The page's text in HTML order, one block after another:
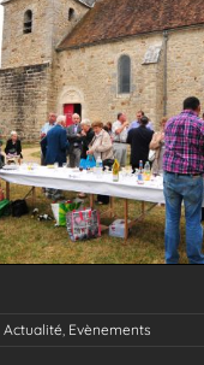
Actualité, Evènements